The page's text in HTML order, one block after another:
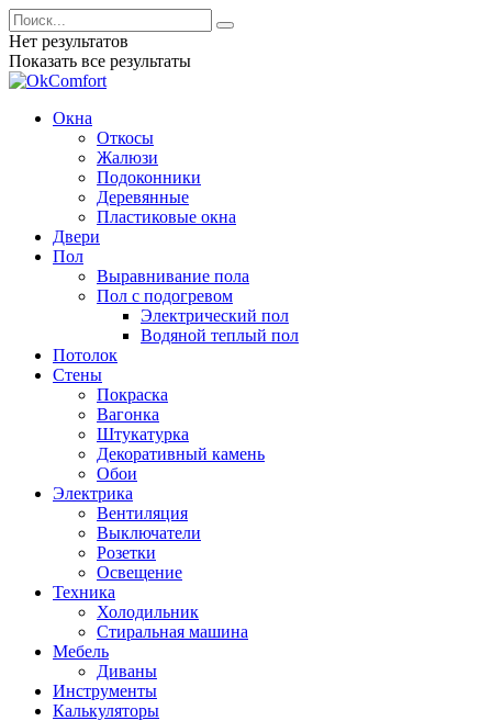
Нет результатов
Показать все результаты
Окна
Откосы
Жалюзи
Подоконники
Деревянные
Пластиковые окна
Двери
Пол
Выравнивание пола
Пол с подогревом
Электрический пол
Водяной теплый пол
Потолок
Стены
Покраска
Вагонка
Штукатурка
Декоративный камень
Обои
Электрика
Вентиляция
Выключатели
Розетки
Освещение
Техника
Холодильник
Стиральная машина
Мебель
Диваны
Инструменты
Калькуляторы